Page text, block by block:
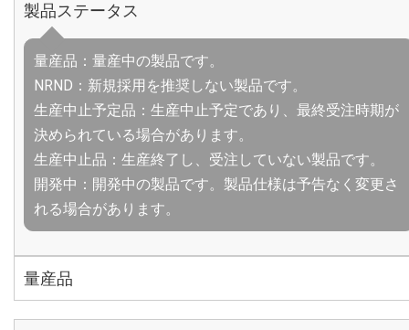
製品ステータス
量産品：量産中の製品です。
NRND：新規採用を推奨しない製品です。
生産中止予定品：生産中止予定であり、最終受注時期が
決められている場合があります。
生産中止品：生産終了し、受注していない製品です。
開発中：開発中の製品です。製品仕様は予告なく変更さ
れる場合があります。
量産品